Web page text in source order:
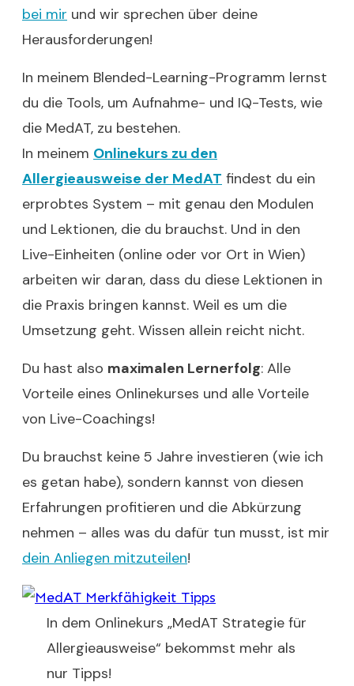
bei mir und wir sprechen über deine
Herausforderungen!
In meinem Blended-Learning-Programm lernst
du die Tools, um Aufnahme- und IQ-Tests, wie
die MedAT, zu bestehen.
In meinem Onlinekurs zu den
Allergieausweise der MedAT findest du ein
erprobtes System – mit genau den Modulen
und Lektionen, die du brauchst. Und in den
Live-Einheiten (online oder vor Ort in Wien)
arbeiten wir daran, dass du diese Lektionen in
die Praxis bringen kannst. Weil es um die
Umsetzung geht. Wissen allein reicht nicht.
Du hast also maximalen Lernerfolg: Alle
Vorteile eines Onlinekurses und alle Vorteile
von Live-Coachings!
Du brauchst keine 5 Jahre investieren (wie ich
es getan habe), sondern kannst von diesen
Erfahrungen profitieren und die Abkürzung
nehmen – alles was du dafür tun musst, ist mir
dein Anliegen mitzuteilen!
In dem Onlinekurs „MedAT Strategie für
Allergieausweise“ bekommst mehr als
nur Tipps!